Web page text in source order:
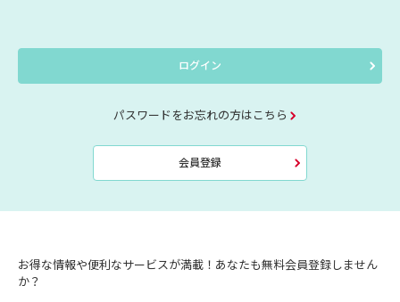
ログイン
パスワードをお忘れの方はこちら
会員登録
お得な情報や便利なサービスが満載！あなたも無料会員登録しません
か？